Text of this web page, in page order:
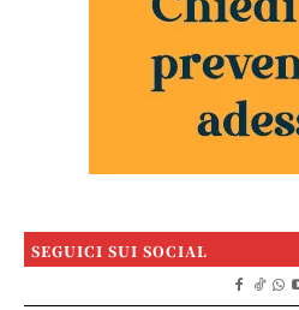
SEGUICI SUI SOCIAL